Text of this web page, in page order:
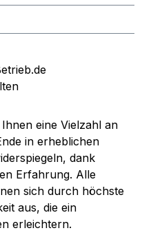
eine Vielzahl an
in erheblichen
dank
Erfahrung. Alle
sich durch höchste
aus, die ein
erleichtern.